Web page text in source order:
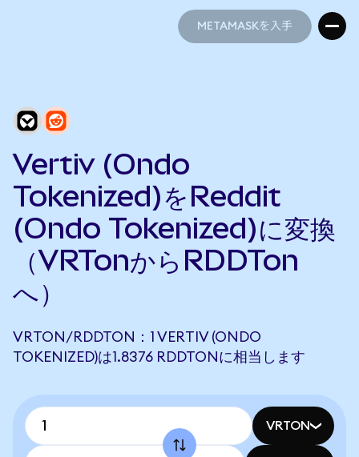
METAMASKを入手
Vertiv (Ondo
Tokenized)をReddit
(Ondo Tokenized)に変換
（VRTonからRDDTon
へ）
VRTON/RDDTON：1 VERTIV (ONDO
TOKENIZED)は1.8376 RDDTONに相当します
VRTON